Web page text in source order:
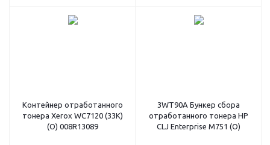
Контейнер отработанного
тонера Xerox WC7120 (33K)
(О) 008R13089
3WT90A Бункер сбора
отработанного тонера HP
CLJ Enterprise M751 (O)